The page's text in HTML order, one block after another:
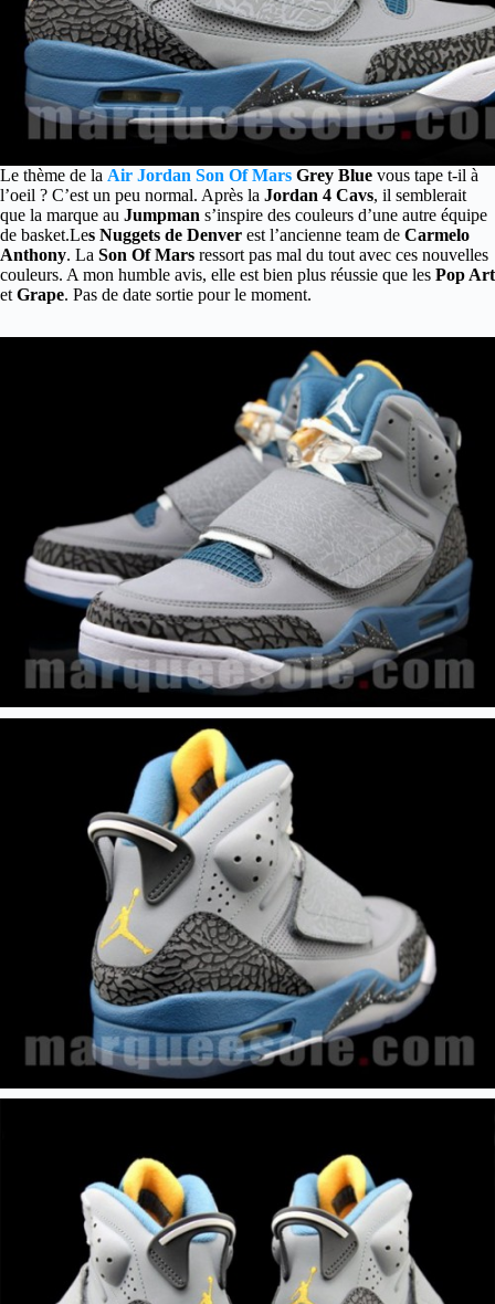
Le thème de la Air Jordan Son Of Mars Grey Blue vous tape t-il à
l’oeil ? C’est un peu normal. Après la Jordan 4 Cavs, il semblerait
que la marque au Jumpman s’inspire des couleurs d’une autre équipe
de basket.Les Nuggets de Denver est l’ancienne team de Carmelo
Anthony. La Son Of Mars ressort pas mal du tout avec ces nouvelles
couleurs. A mon humble avis, elle est bien plus réussie que les Pop Art
et Grape. Pas de date sortie pour le moment.